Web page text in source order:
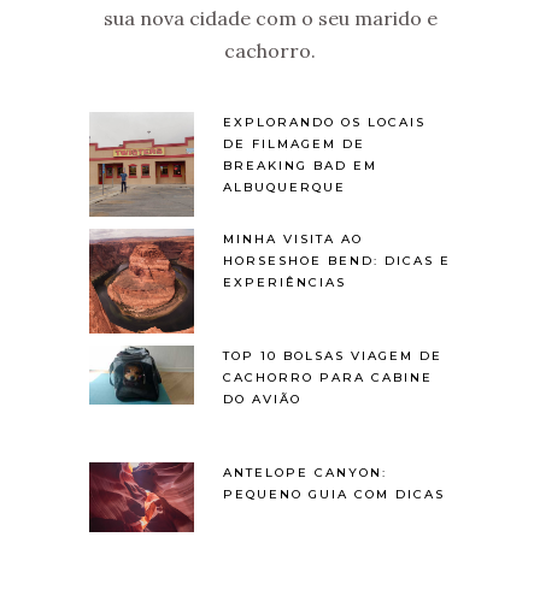
sua nova cidade com o seu marido e
cachorro.
EXPLORANDO OS LOCAIS
DE FILMAGEM DE
BREAKING BAD EM
ALBUQUERQUE
MINHA VISITA AO
HORSESHOE BEND: DICAS E
EXPERIÊNCIAS
TOP 10 BOLSAS VIAGEM DE
CACHORRO PARA CABINE
DO AVIÃO
ANTELOPE CANYON:
PEQUENO GUIA COM DICAS